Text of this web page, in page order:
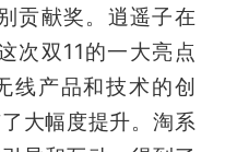
贡献奖。逍遥子在
次双11的一大亮点
线产品和技术的创
大幅度提升。淘系